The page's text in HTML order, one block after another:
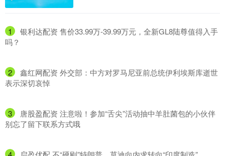
1
​银利达配资 售价33.99万-39.99万元，全新GL8陆尊值得入手
吗？
2
​鑫红网配资 外交部：中方对罗马尼亚前总统伊利埃斯库逝世
表示深切哀悼
3
​唐股盈配资 注意啦！参加“舌尖”活动抽中羊肚菌包的小伙伴
别忘了留下联系方式哦